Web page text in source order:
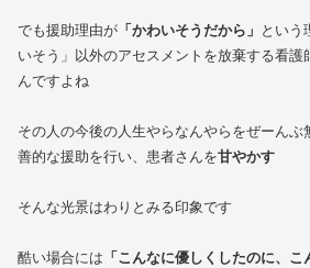
でも援助理由が 「かわいそうだから」 という
いそう」以外のアセスメントを放棄する看護
んですよね
その人の今後の人生やらなんやらをぜーん
善的な援助を行い、患者さんを甘やかす
そんな光景はわりとみる印象です
酷い場合には 「こんなに優しくしたのに、